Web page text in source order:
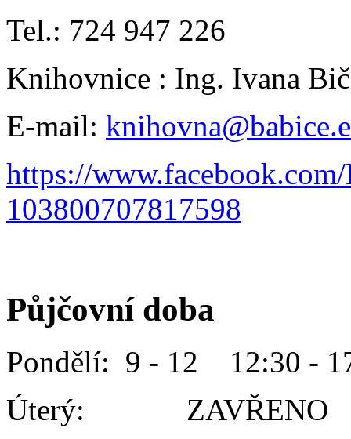
Tel.: 724 947 226
Knihovnice : Ing. Ivana
E-mail:
https://
103800707817598
Půjčovní doba
Pondělí: 9 - 12 12:30 -
Úterý: ZAVŘENO